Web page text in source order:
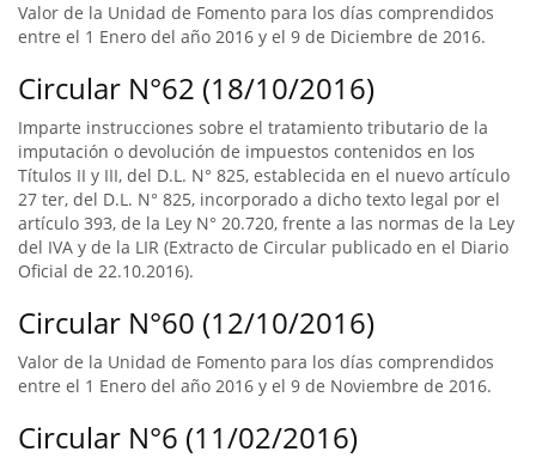
Valor de la Unidad de Fomento para los días comprendidos
entre el 1 Enero del año 2016 y el 9 de Diciembre de 2016.
Circular N°62 (18/10/2016)
Imparte instrucciones sobre el tratamiento tributario de la
imputación o devolución de impuestos contenidos en los
Títulos II y III, del D.L. N° 825, establecida en el nuevo artículo
27 ter, del D.L. N° 825, incorporado a dicho texto legal por el
artículo 393, de la Ley N° 20.720, frente a las normas de la Ley
del IVA y de la LIR (Extracto de Circular publicado en el Diario
Oficial de 22.10.2016).
Circular N°60 (12/10/2016)
Valor de la Unidad de Fomento para los días comprendidos
entre el 1 Enero del año 2016 y el 9 de Noviembre de 2016.
Circular N°6 (11/02/2016)